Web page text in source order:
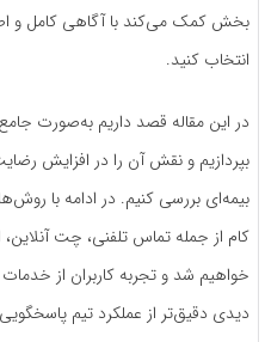
بخش کمک می‌کند با آگاهی کامل و
انتخاب کنید.
در این مقاله قصد داریم به‌صورت
بپردازیم و نقش آن را در افزایش
بیمه‌ای بررسی کنیم. در ادامه با
کام از جمله تماس تلفنی، چت
خواهیم شد و تجربه کاربران از خدمات
دیدی دقیق‌تر از عملکرد تیم